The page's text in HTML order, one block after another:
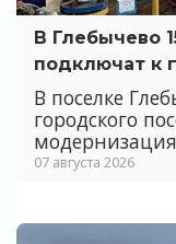
В Глебычево
подключат к
В поселке
городского
07 августа 2026